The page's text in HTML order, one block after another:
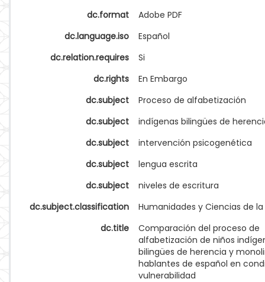
dc.format
Adobe PDF
dc.language.iso
Español
dc.relation.requires
Si
dc.rights
En Embargo
dc.subject
Proceso de alfabetización
dc.subject
indígenas bilingües de
dc.subject
intervención psicogenética
dc.subject
lengua escrita
dc.subject
niveles de escritura
dc.subject.classification
Humanidades y Ciencias de
dc.title
Comparación del proceso de
alfabetización de niños
bilingües de herencia y
hablantes de español en
vulnerabilidad